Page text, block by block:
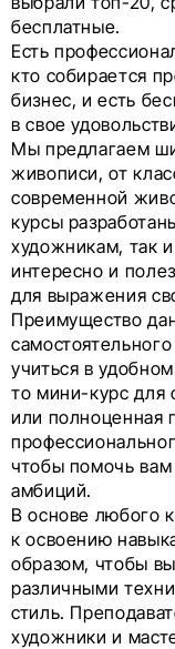
бесплатные.
Есть
кто собирается
бизнес, и есть
в свое
Мы предлагаем
живописи, от
современной
курсы
художникам, так
интересно и
для выражения
Преимущество
учиться в
то мини-курс для
или полноценная
чтобы помочь
амбиций.
В основе любого
к освоению
образом, чтобы
различными
стиль.
художники и